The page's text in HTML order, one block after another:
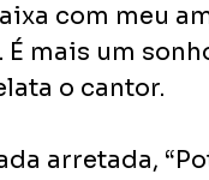
com meu
É mais um
o cantor.
arretada,